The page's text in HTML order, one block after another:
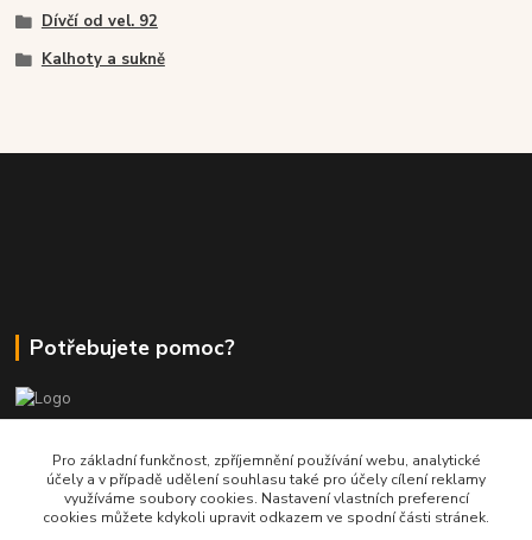
Dívčí od vel. 92
Kalhoty a sukně
Potřebujete pomoc?
+420 380 830 198
wokas.online@yahoo.cz
Pro základní funkčnost, zpříjemnění používání webu, analytické
účely a v případě udělení souhlasu také pro účely cílení reklamy
využíváme soubory cookies. Nastavení vlastních preferencí
cookies můžete kdykoli upravit odkazem ve spodní části stránek.